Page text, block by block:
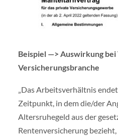
Beispiel —> Auswirkung
Versicherungsbranche
„Das Arbeitsverhältnis
Zeitpunkt, in dem die/der
Altersruhegeld aus der
Rentenversicherung